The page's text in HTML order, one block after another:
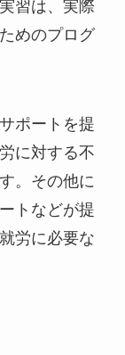
習は、実際
めのプログ
ポートを提
に対する不
。その他に
トなどが提
労に必要な